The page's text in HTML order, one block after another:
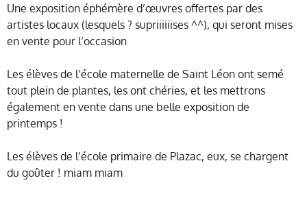
Une exposition éphémère d’œuvres offertes par des
artistes locaux (lesquels ? supriiiiiises ^^), qui seront mises
en vente pour l’occasion
Les élèves de l’école maternelle de Saint Léon ont semé
tout plein de plantes, les ont chéries, et les mettrons
également en vente dans une belle exposition de
printemps !
Les élèves de l’école primaire de Plazac, eux, se chargent
du goûter ! miam miam